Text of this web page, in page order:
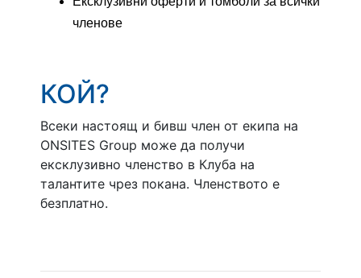
членове
КОЙ?
Всеки настоящ и бивш член от екипа на
ONSITES Group може да получи
ексклузивно членство в Клуба на
талантите чрез покана. Членството е
безплатно.